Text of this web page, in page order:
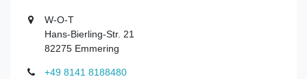
W-O-T
Hans-Bierling-Str. 21
82275 Emmering
+49 8141 8188480